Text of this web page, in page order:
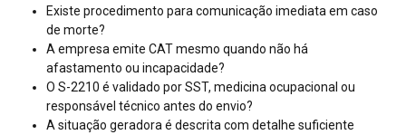
Existe procedimento para comunicação imediata em caso
de morte?
A empresa emite CAT mesmo quando não há
afastamento ou incapacidade?
O S-2210 é validado por SST, medicina ocupacional ou
responsável técnico antes do envio?
A situação geradora é descrita com detalhe suficiente